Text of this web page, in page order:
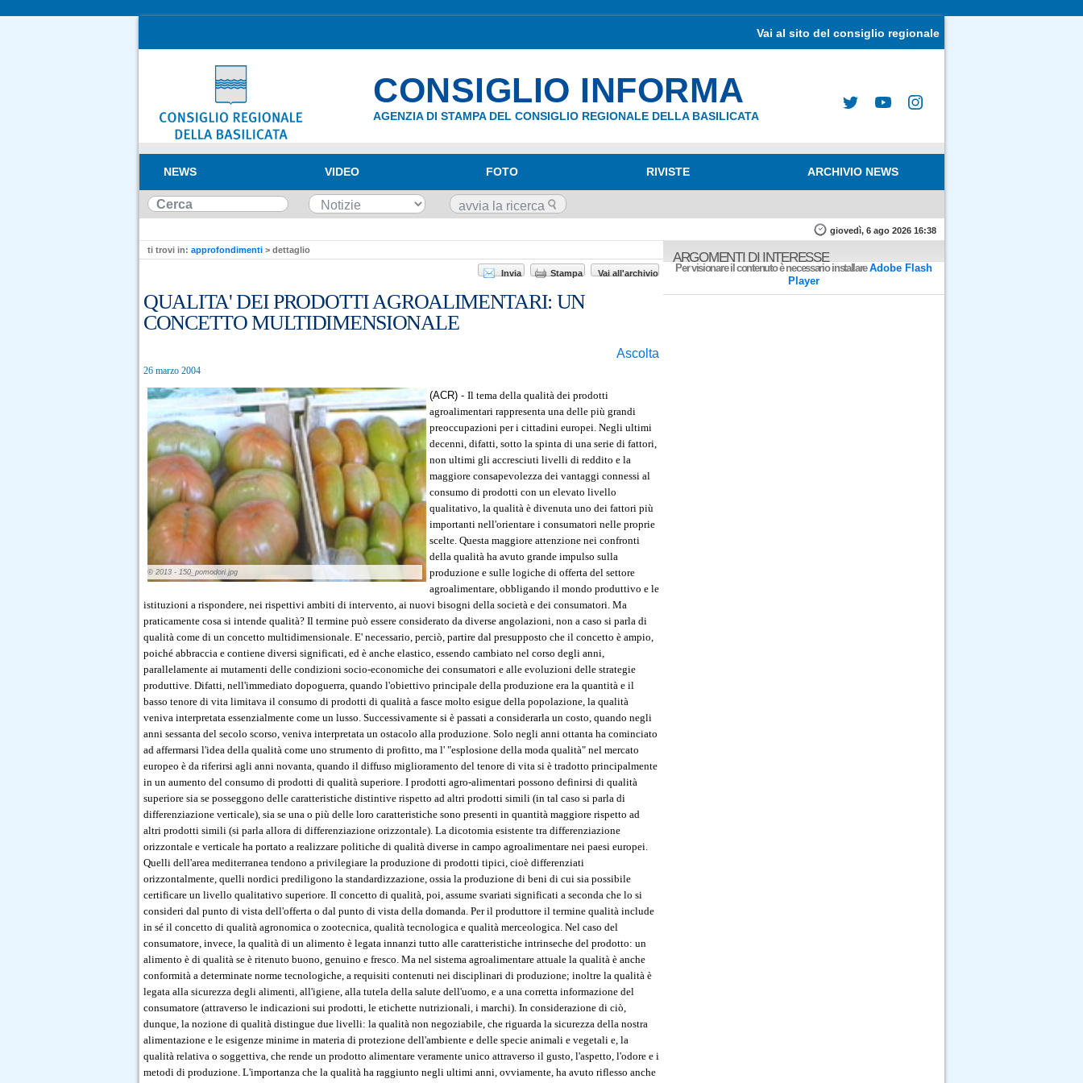
Vai al sito del consiglio regionale
CONSIGLIO INFORMA
AGENZIA DI STAMPA DEL CONSIGLIO REGIONALE DELLA BASILICATA
NEWS VIDEO FOTO RIVISTE ARCHIVIO NEWS
giovedì, 6 ago 2026 16:38
ti trovi in: approfondimenti > dettaglio
Vai all'archivio
Stampa
Invia
QUALITA' DEI PRODOTTI AGROALIMENTARI: UN
CONCETTO MULTIDIMENSIONALE
Ascolta
26 marzo 2004
© 2013 - 150_pomodori.jpg
(ACR) - Il tema della qualità dei prodotti
agroalimentari rappresenta una delle più grandi
preoccupazioni per i cittadini europei. Negli ultimi
decenni, difatti, sotto la spinta di una serie di fattori,
non ultimi gli accresciuti livelli di reddito e la
maggiore consapevolezza dei vantaggi connessi al
consumo di prodotti con un elevato livello
qualitativo, la qualità è divenuta uno dei fattori più
importanti nell'orientare i consumatori nelle proprie
scelte. Questa maggiore attenzione nei confronti
della qualità ha avuto grande impulso sulla
produzione e sulle logiche di offerta del settore
agroalimentare, obbligando il mondo produttivo e le
istituzioni a rispondere, nei rispettivi ambiti di intervento, ai nuovi bisogni della società e dei consumatori. Ma
praticamente cosa si intende qualità? Il termine può essere considerato da diverse angolazioni, non a caso si parla di
qualità come di un concetto multidimensionale. E' necessario, perciò, partire dal presupposto che il concetto è ampio,
poiché abbraccia e contiene diversi significati, ed è anche elastico, essendo cambiato nel corso degli anni,
parallelamente ai mutamenti delle condizioni socio-economiche dei consumatori e alle evoluzioni delle strategie
produttive. Difatti, nell'immediato dopoguerra, quando l'obiettivo principale della produzione era la quantità e il
basso tenore di vita limitava il consumo di prodotti di qualità a fasce molto esigue della popolazione, la qualità
veniva interpretata essenzialmente come un lusso. Successivamente si è passati a considerarla un costo, quando negli
anni sessanta del secolo scorso, veniva interpretata un ostacolo alla produzione. Solo negli anni ottanta ha cominciato
ad affermarsi l'idea della qualità come uno strumento di profitto, ma l' "esplosione della moda qualità" nel mercato
europeo è da riferirsi agli anni novanta, quando il diffuso miglioramento del tenore di vita si è tradotto principalmente
in un aumento del consumo di prodotti di qualità superiore. I prodotti agro-alimentari possono definirsi di qualità
superiore sia se posseggono delle caratteristiche distintive rispetto ad altri prodotti simili (in tal caso si parla di
differenziazione verticale), sia se una o più delle loro caratteristiche sono presenti in quantità maggiore rispetto ad
altri prodotti simili (si parla allora di differenziazione orizzontale). La dicotomia esistente tra differenziazione
orizzontale e verticale ha portato a realizzare politiche di qualità diverse in campo agroalimentare nei paesi europei.
Quelli dell'area mediterranea tendono a privilegiare la produzione di prodotti tipici, cioè differenziati
orizzontalmente, quelli nordici prediligono la standardizzazione, ossia la produzione di beni di cui sia possibile
certificare un livello qualitativo superiore. Il concetto di qualità, poi, assume svariati significati a seconda che lo si
consideri dal punto di vista dell'offerta o dal punto di vista della domanda. Per il produttore il termine qualità include
in sé il concetto di qualità agronomica o zootecnica, qualità tecnologica e qualità merceologica. Nel caso del
consumatore, invece, la qualità di un alimento è legata innanzi tutto alle caratteristiche intrinseche del prodotto: un
alimento è di qualità se è ritenuto buono, genuino e fresco. Ma nel sistema agroalimentare attuale la qualità è anche
conformità a determinate norme tecnologiche, a requisiti contenuti nei disciplinari di produzione; inoltre la qualità è
legata alla sicurezza degli alimenti, all'igiene, alla tutela della salute dell'uomo, e a una corretta informazione del
consumatore (attraverso le indicazioni sui prodotti, le etichette nutrizionali, i marchi). In considerazione di ciò,
dunque, la nozione di qualità distingue due livelli: la qualità non negoziabile, che riguarda la sicurezza della nostra
alimentazione e le esigenze minime in materia di protezione dell'ambiente e delle specie animali e vegetali e, la
qualità relativa o soggettiva, che rende un prodotto alimentare veramente unico attraverso il gusto, l'aspetto, l'odore e i
metodi di produzione. L'importanza che la qualità ha raggiunto negli ultimi anni, ovviamente, ha avuto riflesso anche
ARGOMENTI DI INTERESSE
Per visionare il contenuto è necessario installareAdobe Flash
Player